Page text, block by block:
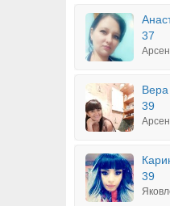
37
Вера
39
39